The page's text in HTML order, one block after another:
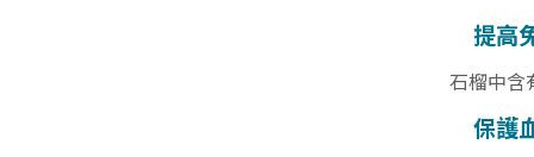
提高
石榴中含
保護